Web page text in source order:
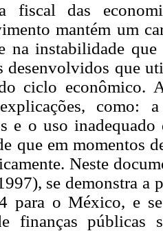
fiscal das
mantém um
na instabilidade que
desenvolvidos que
ciclo econômico.
como:
e o uso
que em momentos
Neste
se demonstra
para o México, e
finanças públicas